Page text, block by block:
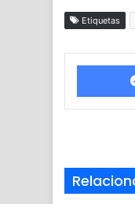
Etiquetas